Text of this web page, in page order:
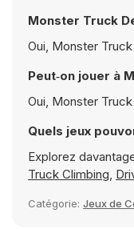
Monster Truck
Oui, Monster
Peut‑on jouer à
Oui, Monster
Quels jeux
Explorez
Truck Climbing,
Catégorie: Jeux de